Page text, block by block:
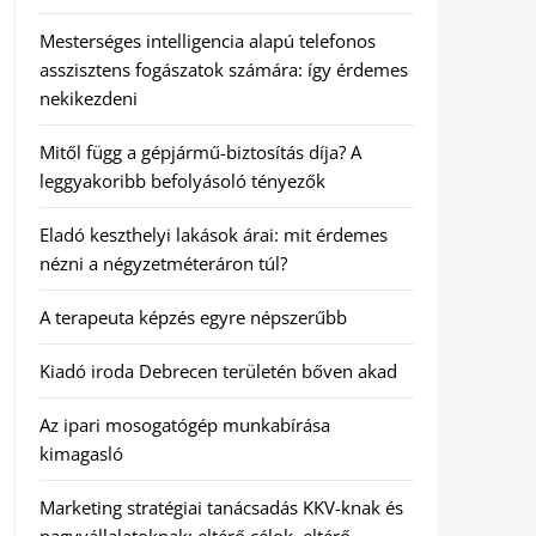
Mesterséges intelligencia alapú telefonos
asszisztens fogászatok számára: így érdemes
nekikezdeni
Mitől függ a gépjármű-biztosítás díja? A
leggyakoribb befolyásoló tényezők
Eladó keszthelyi lakások árai: mit érdemes
nézni a négyzetméteráron túl?
A terapeuta képzés egyre népszerűbb
Kiadó iroda Debrecen területén bőven akad
Az ipari mosogatógép munkabírása
kimagasló
Marketing stratégiai tanácsadás KKV-knak és